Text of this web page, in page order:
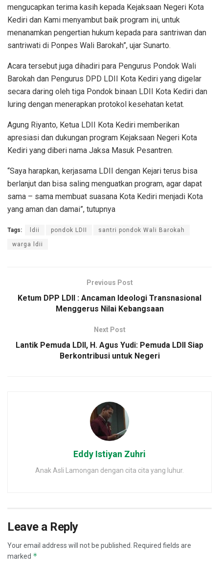
mengucapkan terima kasih kepada Kejaksaan Negeri Kota
Kediri dan Kami menyambut baik program ini, untuk
menanamkan pengertian hukum kepada para santriwan dan
santriwati di Ponpes Wali Barokah”, ujar Sunarto.
Acara tersebut juga dihadiri para Pengurus Pondok Wali
Barokah dan Pengurus DPD LDII Kota Kediri yang digelar
secara daring oleh tiga Pondok binaan LDII Kota Kediri dan
luring dengan menerapkan protokol kesehatan ketat.
Agung Riyanto, Ketua LDII Kota Kediri memberikan
apresiasi dan dukungan program Kejaksaan Negeri Kota
Kediri yang diberi nama Jaksa Masuk Pesantren.
“Saya harapkan, kerjasama LDII dengan Kejari terus bisa
berlanjut dan bisa saling menguatkan program, agar dapat
sama – sama membuat suasana Kota Kediri menjadi Kota
yang aman dan damai”, tutupnya
Tags: ldii pondok LDII santri pondok Wali Barokah
warga ldii
Previous Post
Ketum DPP LDII : Ancaman Ideologi Transnasional
Menggerus Nilai Kebangsaan
Next Post
Lantik Pemuda LDII, H. Agus Yudi: Pemuda LDII Siap
Berkontribusi untuk Negeri
Eddy Istiyan Zuhri
Anak Asli Lamongan dengan cita cita yang luhur.
Leave a Reply
Your email address will not be published. Required fields are
marked *